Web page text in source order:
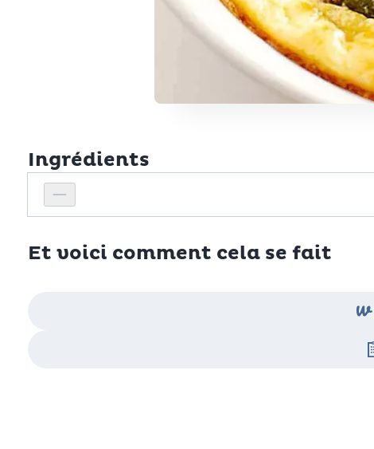
Ingrédients
Réduire le nombre de personnes
Personnes
Et voici comment cela se fait